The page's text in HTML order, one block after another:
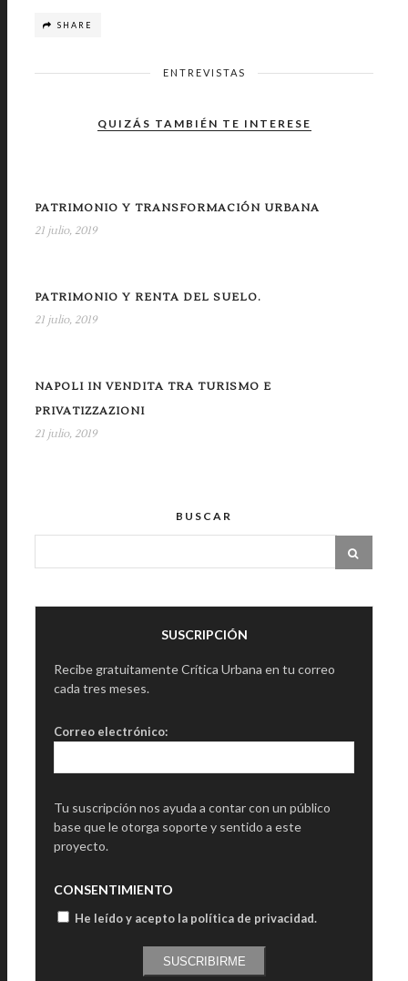
SHARE
ENTREVISTAS
QUIZÁS TAMBIÉN TE INTERESE
PATRIMONIO Y TRANSFORMACIÓN URBANA
21 julio, 2019
PATRIMONIO Y RENTA DEL SUELO.
21 julio, 2019
NAPOLI IN VENDITA TRA TURISMO E
PRIVATIZZAZIONI
21 julio, 2019
BUSCAR
SUSCRIPCIÓN
Recibe gratuitamente Crítica Urbana en tu correo
cada tres meses.
Correo electrónico:
Tu suscripción nos ayuda a contar con un público
base que le otorga soporte y sentido a este
proyecto.
CONSENTIMIENTO
He leído y acepto la política de privacidad.
SUSCRIBIRME